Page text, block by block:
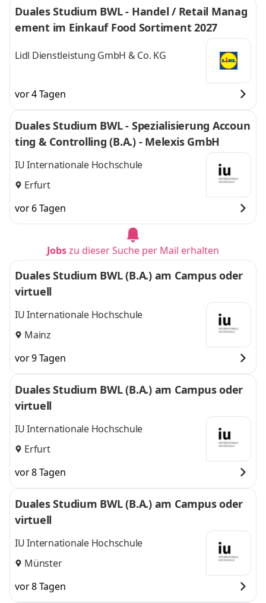
Duales Studium BWL - Handel / Retail Manag
ement im Einkauf Food Sortiment 2027
Lidl Dienstleistung GmbH & Co. KG
vor 4 Tagen
Duales Studium BWL - Spezialisierung Accoun
ting & Controlling (B.A.) - Melexis GmbH
IU Internationale Hochschule
Erfurt
vor 6 Tagen
Jobszu dieser Suche per Mail erhalten
Duales Studium BWL (B.A.) am Campus oder
virtuell
IU Internationale Hochschule
Mainz
vor 9 Tagen
Duales Studium BWL (B.A.) am Campus oder
virtuell
IU Internationale Hochschule
Erfurt
vor 8 Tagen
Duales Studium BWL (B.A.) am Campus oder
virtuell
IU Internationale Hochschule
Münster
vor 8 Tagen